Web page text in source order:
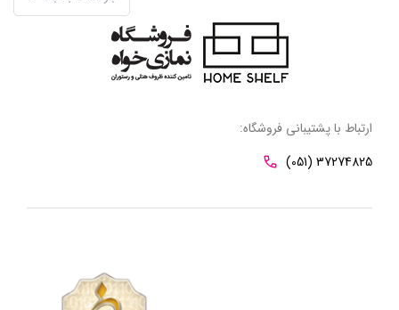
ارتباط با پشتیبانی فروشگاه:
(051) 37274825